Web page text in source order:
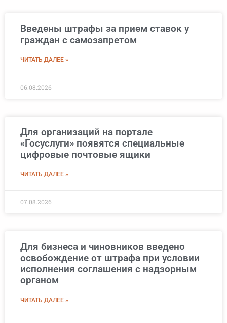
Введены штрафы за прием ставок у
граждан с самозапретом
ЧИТАТЬ ДАЛЕЕ »
06.08.2026
Для организаций на портале
«Госуслуги» появятся специальные
цифровые почтовые ящики
ЧИТАТЬ ДАЛЕЕ »
07.08.2026
Для бизнеса и чиновников введено
освобождение от штрафа при условии
исполнения соглашения с надзорным
органом
ЧИТАТЬ ДАЛЕЕ »